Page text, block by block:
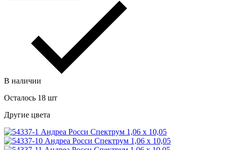
В наличии
Осталось 18 шт
Другие цвета